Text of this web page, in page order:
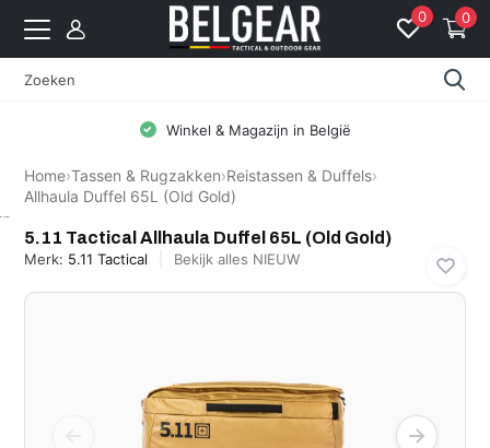
0 0
Winkel & Magazijn in België
Home›Tassen & Rugzakken›Reistassen & Duffels›
Allhaula Duffel 65L (Old Gold)
5.11 Tactical Allhaula Duffel 65L (Old Gold)
Merk: 5.11 Tactical Bekijk alles NIEUW